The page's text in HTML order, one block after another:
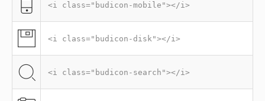
<i class="budicon-mobile"></i>
<i class="budicon-disk"></i>
<i class="budicon-search"></i>